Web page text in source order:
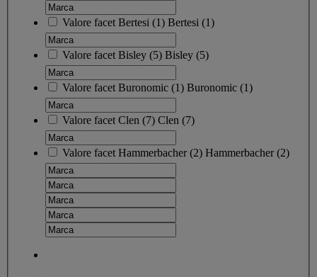
Valore facet Bertesi (1) Bertesi (1)
Valore facet Bisley (5) Bisley (5)
Valore facet Buronomic (1) Buronomic (1)
Valore facet Clen (7) Clen (7)
Valore facet Hammerbacher(2) Hammerbacher(2)